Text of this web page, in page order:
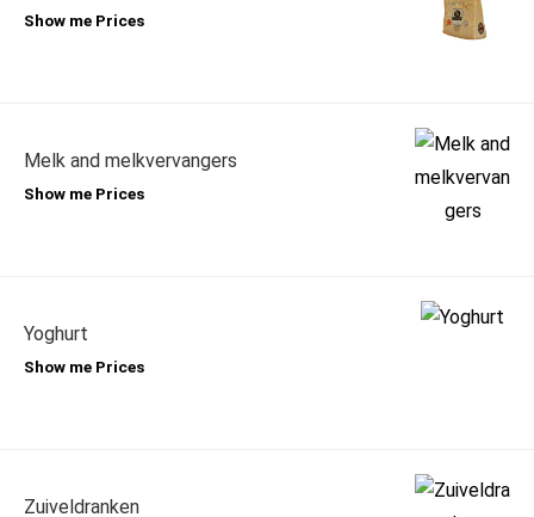
Show me Prices
Melk and melkvervangers
Show me Prices
Yoghurt
Show me Prices
Zuiveldranken